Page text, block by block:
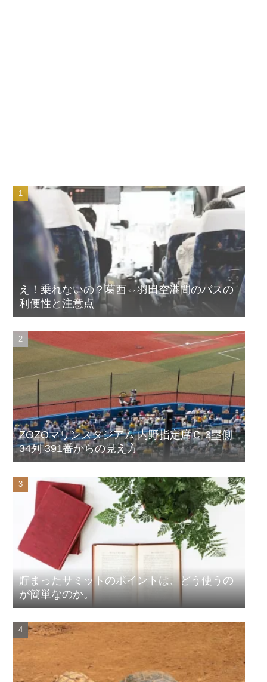
え！乗れないの？葛西⇔羽田空港間のバスの
利便性と注意点
ZOZOマリンスタジアム 内野指定席Ｃ 3塁側
34列 391番からの見え方
貯まったサミットのポイントは、どう使うの
が簡単なのか。